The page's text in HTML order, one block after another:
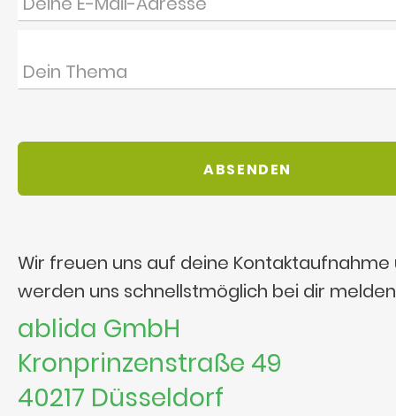
Wir freuen uns auf deine Kontaktaufnahme
werden uns schnellstmöglich bei dir
ablida GmbH
Kronprinzenstraße 49
40217 Düsseldorf